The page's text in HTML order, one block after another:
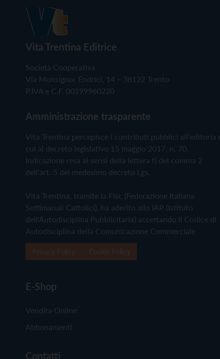
Vita Trentina Editrice
Società Cooperativa
Via Monsignor Endrici, 14 – 38122 Trento
P.IVA e C.F. 00199960220
Amministrazione trasparente
Vita Trentina percepisce i contributi pubblici all'editoria
cui al decreto legislativo 15 maggio 2017, n. 70.
Indicazione resa ai sensi della lettera f) del comma 2
dell'art. 5 del medesimo decreto Lgs.
Vita Trentina, tramite la Fisc (Federazione Italiana
Settimanali Cattolici), ha aderito allo IAP (Istituto
dell'Autodisciplina Pubblicitaria) accettando il Codice di
Autodisciplina della Comunicazione Commerciale
E-Shop
Vendita Online
Abbonamenti
Contatti